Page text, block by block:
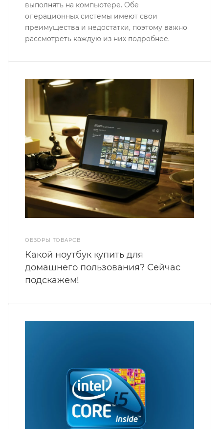
выполнять на компьютере. Обе
операционных системы имеют свои
преимущества и недостатки, поэтому важно
рассмотреть каждую из них подробнее.
ОБЗОРЫ ТОВАРОВ
Какой ноутбук купить для
домашнего пользования? Сейчас
подскажем!